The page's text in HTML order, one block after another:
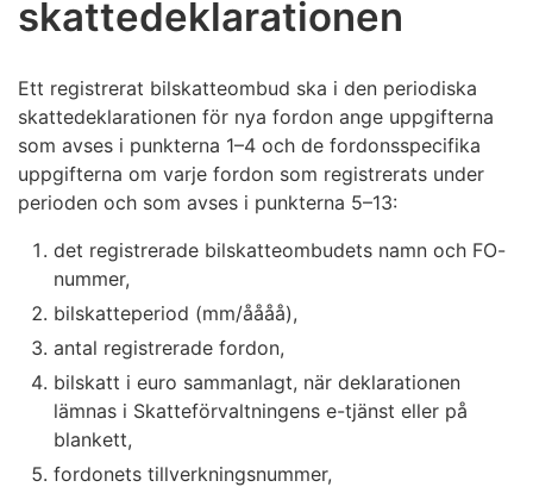
skattedeklarationen
Ett registrerat bilskatteombud ska i den periodiska
skattedeklarationen för nya fordon ange uppgifterna
som avses i punkterna 1–4 och de fordonsspecifika
uppgifterna om varje fordon som registrerats under
perioden och som avses i punkterna 5–13:
det registrerade bilskatteombudets namn och FO-
nummer,
bilskatteperiod (mm/åååå),
antal registrerade fordon,
bilskatt i euro sammanlagt, när deklarationen
lämnas i Skatteförvaltningens e-tjänst eller på
blankett,
fordonets tillverkningsnummer,